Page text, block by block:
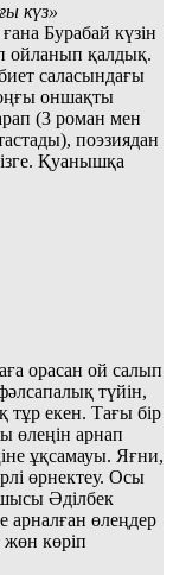
күз»
Бурабай күзін
ойланып қалдық.
саласындағы
оншақты
(3 роман мен
поэзиядан
Қуанышқа
орасан ой салып
түйін,
тұр екен. Тағы бір
өлеңін арнап
ұқсамауы. Яғни,
өрнектеу. Осы
Әділбек
өлеңдер
көріп